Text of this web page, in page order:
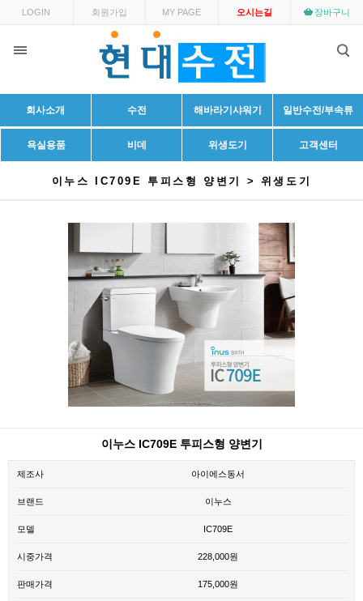
LOGIN 회원가입 MY PAGE 오시는길 장바구니
회사소개 수전 해바라기샤워기 일반수전/부속류
욕실용품 비데 위생도기 고객센터
이누스 IC709E 투피스형 양변기 > 위생도기
이누스 IC709E 투피스형 양변기
제조사 아이에스동서
브랜드 이누스
모델 IC709E
시중가격 228,000원
판매가격 175,000원